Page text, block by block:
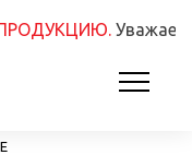
Уважаемые